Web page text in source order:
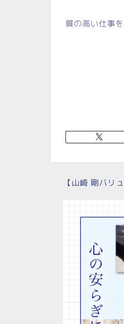
質の高い仕事を
【山崎 剛バリ